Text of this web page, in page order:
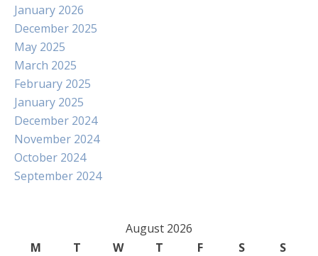
January 2026
December 2025
May 2025
March 2025
February 2025
January 2025
December 2024
November 2024
October 2024
September 2024
August 2026
M
T W T F S
S